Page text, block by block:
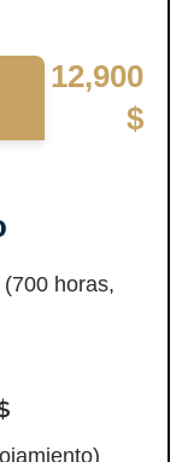
12,900
$
horas,